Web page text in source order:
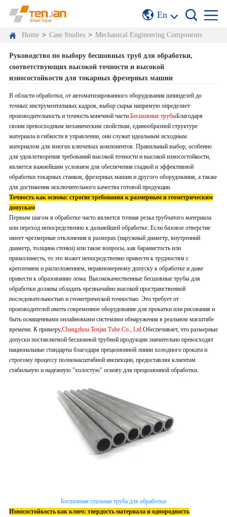
En
Home > Case Studies > Mechanical Engineering Components
Руководство по выбору бесшовных труб для обработки,
соответствующих высокой точности и высокой
износостойкости для токарных фрезерных машин
В области обработки, от автоматизированного оборудования шпинделей до
точных инструментальных кадров, выбор сырья напрямую определяет
производительность и точность конечной части.Бесшовные трубыБлагодаря
своим превосходным механическим свойствам, единообразной структуре
материала и гибкости в управлении, они служат идеальным исходным
материалом для многих ключевых компонентов. Правильный выбор, особенно
для удовлетворения требований высокой точности и высокой износостойкости,
является важнейшим условием для обеспечения гладкой и эффективной
обработки токарных станков, фрезерных машин и другого оборудования, а также
для достижения исключительного качества готовой продукции.
Точность как основа: строгие требования к размерным и геометрическим
допускам
Первым шагом в обработке часто является точная резка трубчатого материала
или переход непосредственно к дальнейшей обработке. Если базовое отверстие
имеет чрезмерные отклонения в размерах (наружный диаметр, внутренний
диаметр, толщина стенки) или такие вопросы, как баранистость или
прямолинесть, то это может непосредственно привести к трудностям с
креплением и расположением, неравномерному допуску к обработке и даже
привести к образованию лома. Высококачественные бесшовные трубы для
обработки должны обладать чрезвычайно высокой пространственной
последовательностью и геометрической точностью. Это требует от
производителей иметь современное оборудование для прокатки или рисования и
быть оснащенными онлайновыми системами обнаружения в реальном масштабе
времени. К примеру,Changzhou Tenjan Tube Co., Ltd.Обеспечивает, что размерные
допуски поставляемой бесшовной трубной продукции значительно превосходят
национальные стандарты благодаря прецизионной линии холодного проката и
строгому процессу полномасштабной инспекции, предоставляя клиентам
стабильную и надежную "холостую" основу для прецизионной обработки.
Бесшовная стальная труба для обработки
Износостойкость как ключ: твердость материала и однородность